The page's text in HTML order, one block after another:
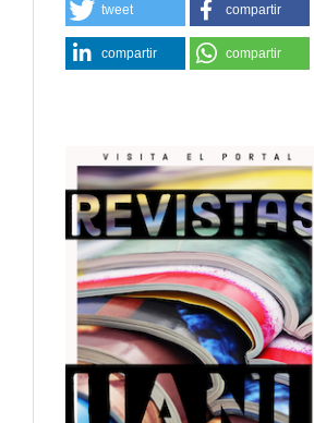
tweet compartir
compartir compartir